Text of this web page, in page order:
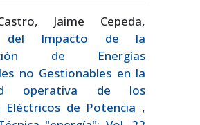
Jaime Cepeda,
del Impacto de la
de Energías
no Gestionables en la
operativa de los
Eléctricos de Potencia ,